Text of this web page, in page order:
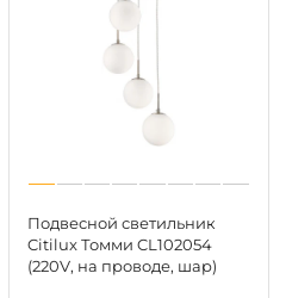
Подвесной светильник
Citilux Томми CL102054
(220V, на проводе, шар)